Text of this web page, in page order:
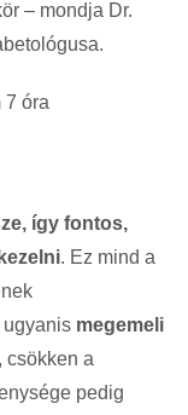
– mondja Dr.
7 óra
így fontos,
. Ez mind a
ugyanis megemeli
, csökken a
pedig